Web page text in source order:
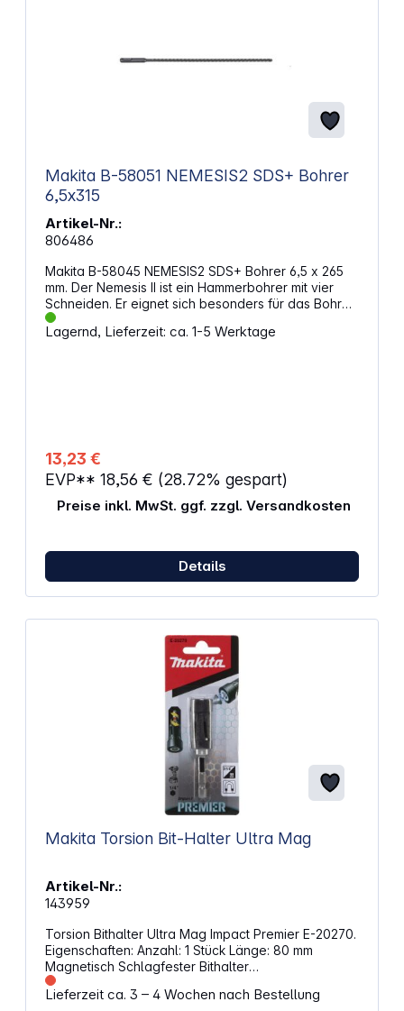
Makita B-58051 NEMESIS2 SDS+ Bohrer
6,5x315
Artikel-Nr.:
806486
Makita B-58045 NEMESIS2 SDS+ Bohrer 6,5 x 265
mm. Der Nemesis II ist ein Hammerbohrer mit vier
Schneiden. Er eignet sich besonders für das Bohren
in Beton mit Stahlbewehrung. Eigenschaften:
Durchmesser: 6,5 mm Länge: 265 mm Arbeitslänge:
Lagernd, Lieferzeit: ca. 1-5 Werktage
13,23 €
EVP** 18,56 € (28.72% gespart)
Preise inkl. MwSt. ggf. zzgl. Versandkosten
Details
Makita Torsion Bit-Halter Ultra Mag
Artikel-Nr.:
143959
Torsion Bithalter Ultra Mag Impact Premier E-20270.
Eigenschaften: Anzahl: 1 Stück Länge: 80 mm
Magnetisch Schlagfester Bithalter
Sechskantaufnahme Für die Verwendung mit Impact
Premier Bits Der Bithalter sorgt für zusätzlichen Halt
Lieferzeit ca. 3 – 4 Wochen nach Bestellung